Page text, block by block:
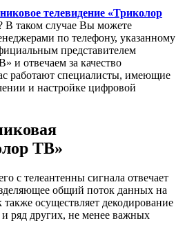
телевидение «Триколор
В таком случае Вы можете
по телефону, указанному
представителем
и отвечаем за качество
работают специалисты, имеющие
и настройке цифровой
ТВ»
с телеантенны сигнала отвечает
общий поток данных на
осуществляет декодирование
ряд других, не менее важных